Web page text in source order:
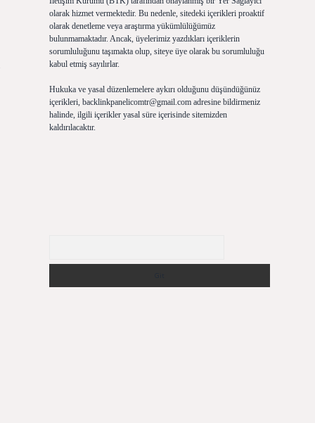
olarak hizmet vermektedir. Bu nedenle, sitedeki içerikleri proaktif
olarak denetleme veya araştırma yükümlülüğümüz
bulunmamaktadır. Ancak, üyelerimiz yazdıkları içeriklerin
sorumluluğunu taşımakta olup, siteye üye olarak bu sorumluluğu
kabul etmiş sayılırlar.
Hukuka ve yasal düzenlemelere aykırı olduğunu düşündüğünüz
içerikleri, backlinkpanelicomtr@gmail.comadresine bildirmeniz
halinde, ilgili içerikler yasal süre içerisinde sitemizden
kaldırılacaktır.